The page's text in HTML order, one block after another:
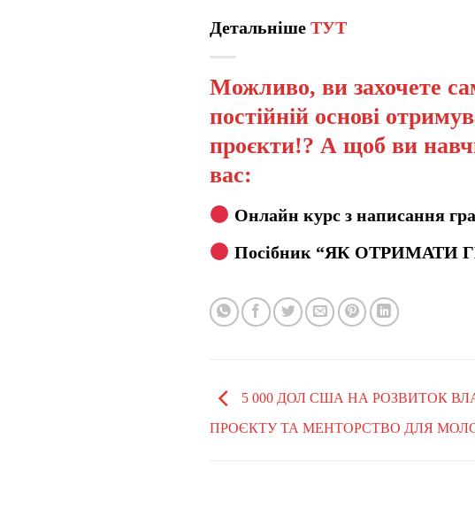
Детальніше ТУТ
Можливо, ви захочете
постійній основі
проєкти!? А щоб ви
вас:
Онлайн курс з написання
Посібник “ЯК ОТРИМАТИ
5 000 ДОЛ США НА РОЗВИТОК
ПРОЄКТУ ТА МЕНТОРСТВО ДЛЯ